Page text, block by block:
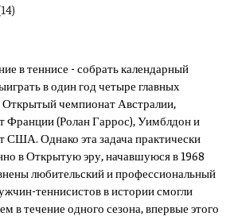
в теннисе - собрать календарный
в один год четыре главных
чемпионат Австралии,
Франции (Ролан Гаррос), Уимблдон и
Однако эта задача практически
в Открытую эру, начавшуюся в 1968
любительский и профессиональный
теннисистов в истории смогли
в течение одного сезона, впервые этого